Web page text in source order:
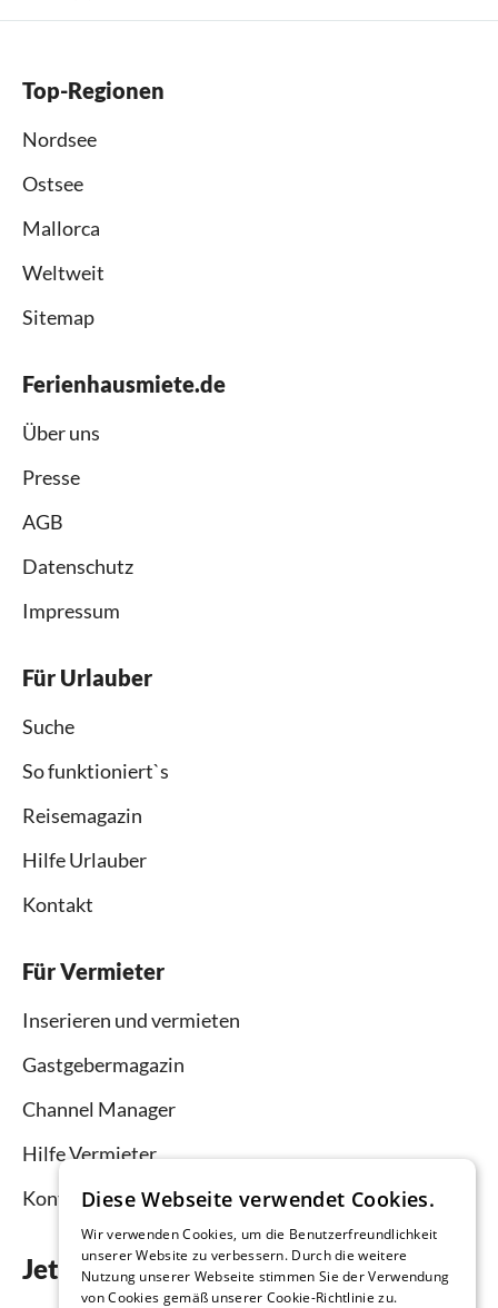
Top-Regionen
Nordsee
Ostsee
Mallorca
Weltweit
Sitemap
Ferienhausmiete.de
Über uns
Presse
AGB
Datenschutz
Impressum
Für Urlauber
Suche
So funktioniert`s
Reisemagazin
Hilfe Urlauber
Kontakt
Für Vermieter
Inserieren und vermieten
Gastgebermagazin
Channel Manager
Hilfe Vermieter
Kontakt
Jetzt die App downloaden
Diese Webseite verwendet Cookies.
Wir verwenden Cookies, um die Benutzerfreundlichkeit
unserer Website zu verbessern. Durch die weitere
Nutzung unserer Webseite stimmen Sie der Verwendung
von Cookies gemäß unserer Cookie-Richtlinie zu.